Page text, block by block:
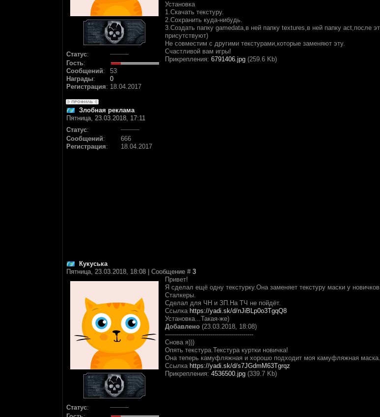
Статус:
Гость:
Сообщений:
53
Награды:
0
Регистрация: 18.04.2017
Установка
1.Скачать текстуру.
2.Сохранить куда-нибудь.
3.Создать папку gamedata,в ней папку textures,в ней папку act,после
присутствуют)
Не совместим с другими текстурами,которые заменяют эту.
Счастливой вам игры!
Прикрепления: 6791406.jpg (259.6 Kb)
Злобная реклама
Пятница, 23.03.2018, 17:11
Статус:
Сообщений:
666
Регистрация: 18.04.2017
Кукуська
Пятница, 23.03.2018, 18:08 | Сообщение # 3
Статус:
Привет!
Я сделал ещё одну текстурку.Она заменяет текстуру маски у
Сталкеры.
Сделал для ЧН и ЗП.На ТЧ не пойдёт.
Ссылка https://yadi.sk/d/nJiBLp0o3TgqQ8
Установка...Такая-же)
Добавлено (23.03.2018, 18:08)
---------------------------------------------
Снова я)))
Опять текстура.Текстура куртки новичка!
Она теперь камуфляжная и хорошо подходит моя камуфляжная маска.
Ссылка https://yadi.sk/d/s7JGdmM63Tgrqz
Прикрепления: 4536500.jpg (339.7 Kb)